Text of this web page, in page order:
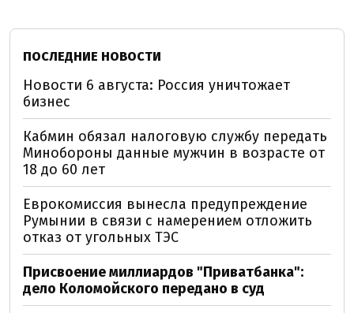
ПОСЛЕДНИЕ НОВОСТИ
Новости 6 августа: Россия уничтожает
бизнес
Кабмин обязал налоговую службу передать
Минобороны данные мужчин в возрасте от
18 до 60 лет
Еврокомиссия вынесла предупреждение
Румынии в связи с намерением отложить
отказ от угольных ТЭС
Присвоение миллиардов "Приватбанка":
дело Коломойского передано в суд